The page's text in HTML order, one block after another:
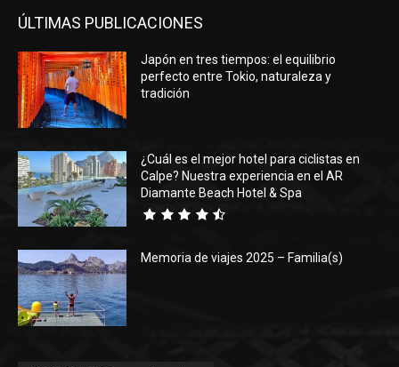
ÚLTIMAS PUBLICACIONES
Japón en tres tiempos: el equilibrio
perfecto entre Tokio, naturaleza y
tradición
¿Cuál es el mejor hotel para ciclistas en
Calpe? Nuestra experiencia en el AR
Diamante Beach Hotel & Spa
Memoria de viajes 2025 – Familia(s)